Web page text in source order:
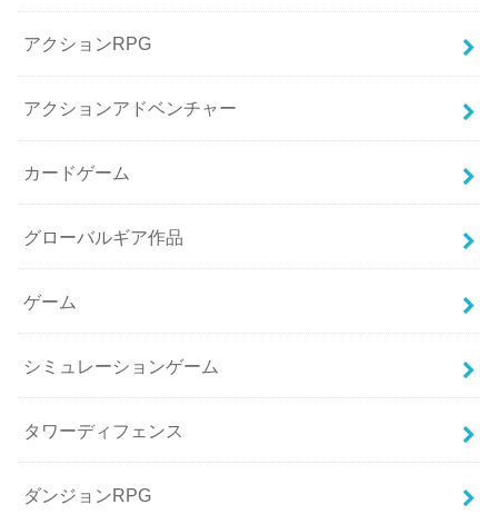
アクションRPG
アクションアドベンチャー
カードゲーム
グローバルギア作品
ゲーム
シミュレーションゲーム
タワーディフェンス
ダンジョンRPG